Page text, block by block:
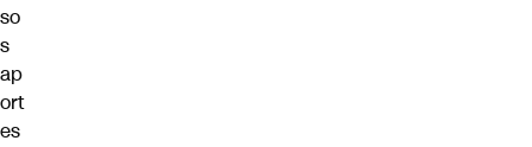
so
s
ap
ort
es